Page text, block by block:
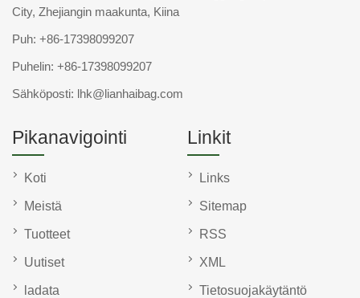
City, Zhejiangin maakunta, Kiina
Puh: +86-17398099207
Puhelin: +86-17398099207
Sähköposti: lhk@lianhaibag.com
Pikanavigointi
Koti
Meistä
Tuotteet
Uutiset
ladata
Linkit
Links
Sitemap
RSS
XML
Tietosuojakäytäntö